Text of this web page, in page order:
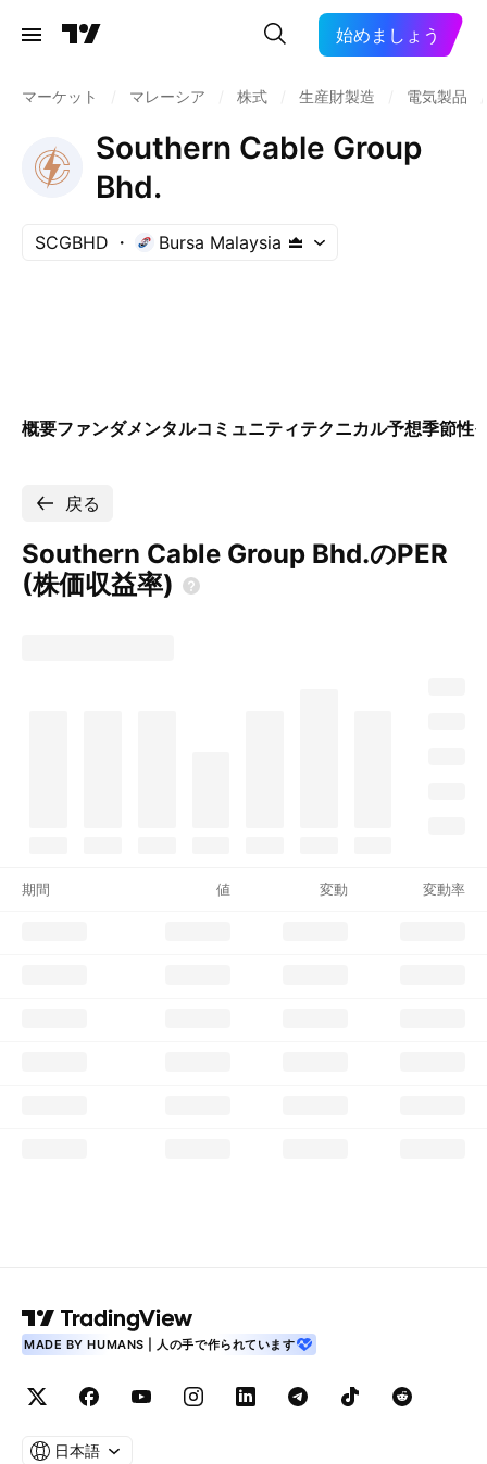
始めましょう
マーケット マレーシア 株式 生産財製造 電気製品
Southern Cable Group
Bhd.
SCGBHD Bursa Malaysia
概要ファンダメンタルコミュニティテクニカル予想季節性
戻る
Southern Cable Group Bhd.のPER
(株価収益率)
期間 値 変動 変動率
MADE BY HUMANS | 人の手で作られています
日本語